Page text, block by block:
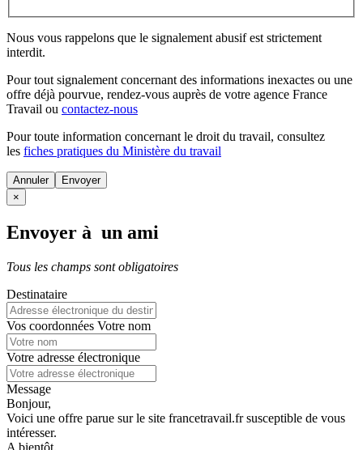
Nous vous rappelons que le signalement abusif est strictement
interdit.
Pour tout signalement concernant des informations inexactes ou une
offre déjà pourvue, rendez-vous auprès de votre agence France
Travail ou contactez-nous
Pour toute information concernant le droit du travail, consultez
les fiches pratiques du Ministère du travail
Annuler
×
Envoyer à un ami
Tous les champs sont obligatoires
Destinataire
Vos coordonnées Votre nom
Votre adresse électronique
Message
Bonjour,
Voici une offre parue sur le site francetravail.fr susceptible de vous
intéresser.
A bientôt.